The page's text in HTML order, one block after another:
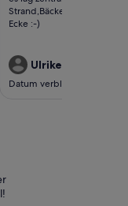
um die Ecke :-)
beoordelingen)
Strand,Bäcker und
Ecke :-)
Ulrike
Datum verblijf: sep 2024